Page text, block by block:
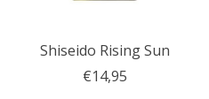
Shiseido Rising Sun
€14,95